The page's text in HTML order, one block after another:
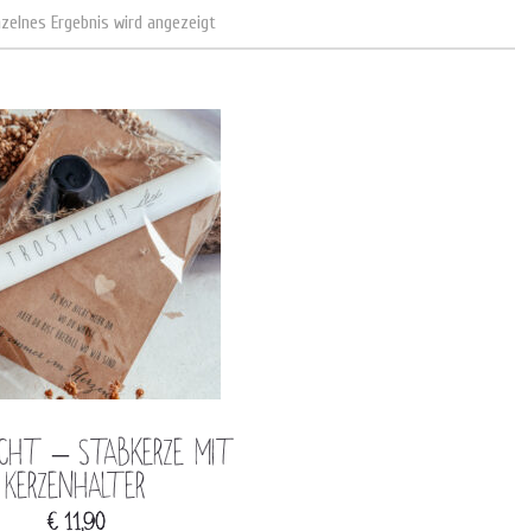
Ergebnis wird angezeigt
– Stabkerze mit
Kerzenhalter
€ 11,90